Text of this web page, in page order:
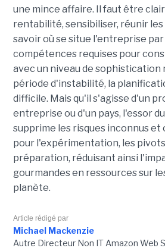
une mince affaire. Il faut être
rentabilité, sensibiliser, réunir
savoir où se situe l'entreprise
compétences requises pour
avec un niveau de sophistication
période d'instabilité, la
difficile. Mais qu'il s'agisse d'un
entreprise ou d'un pays, l'essor
supprime les risques inconnus et
pour l'expérimentation, les
préparation, réduisant ainsi
gourmandes en ressources sur
planète.
Article rédigé par
Michael Mackenzie
Autre Directeur Non IT Amazon Web